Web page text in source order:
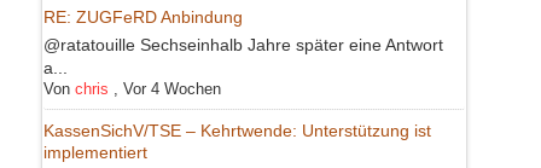
RE: ZUGFeRD Anbindung
@ratatouille Sechseinhalb Jahre später eine Antwort
a...
Von chris Vor 4 Wochen
KassenSichV/TSE – Kehrtwende: Unterstützung ist
implementiert